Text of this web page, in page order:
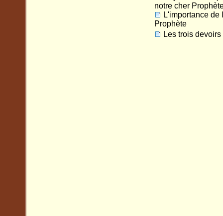
notre cher
L'importance de
Prophète
Les trois